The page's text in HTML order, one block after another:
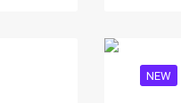
NEW